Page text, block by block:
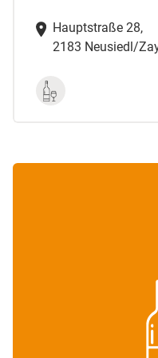
Hauptstraße 28,
2183 Neusiedl/